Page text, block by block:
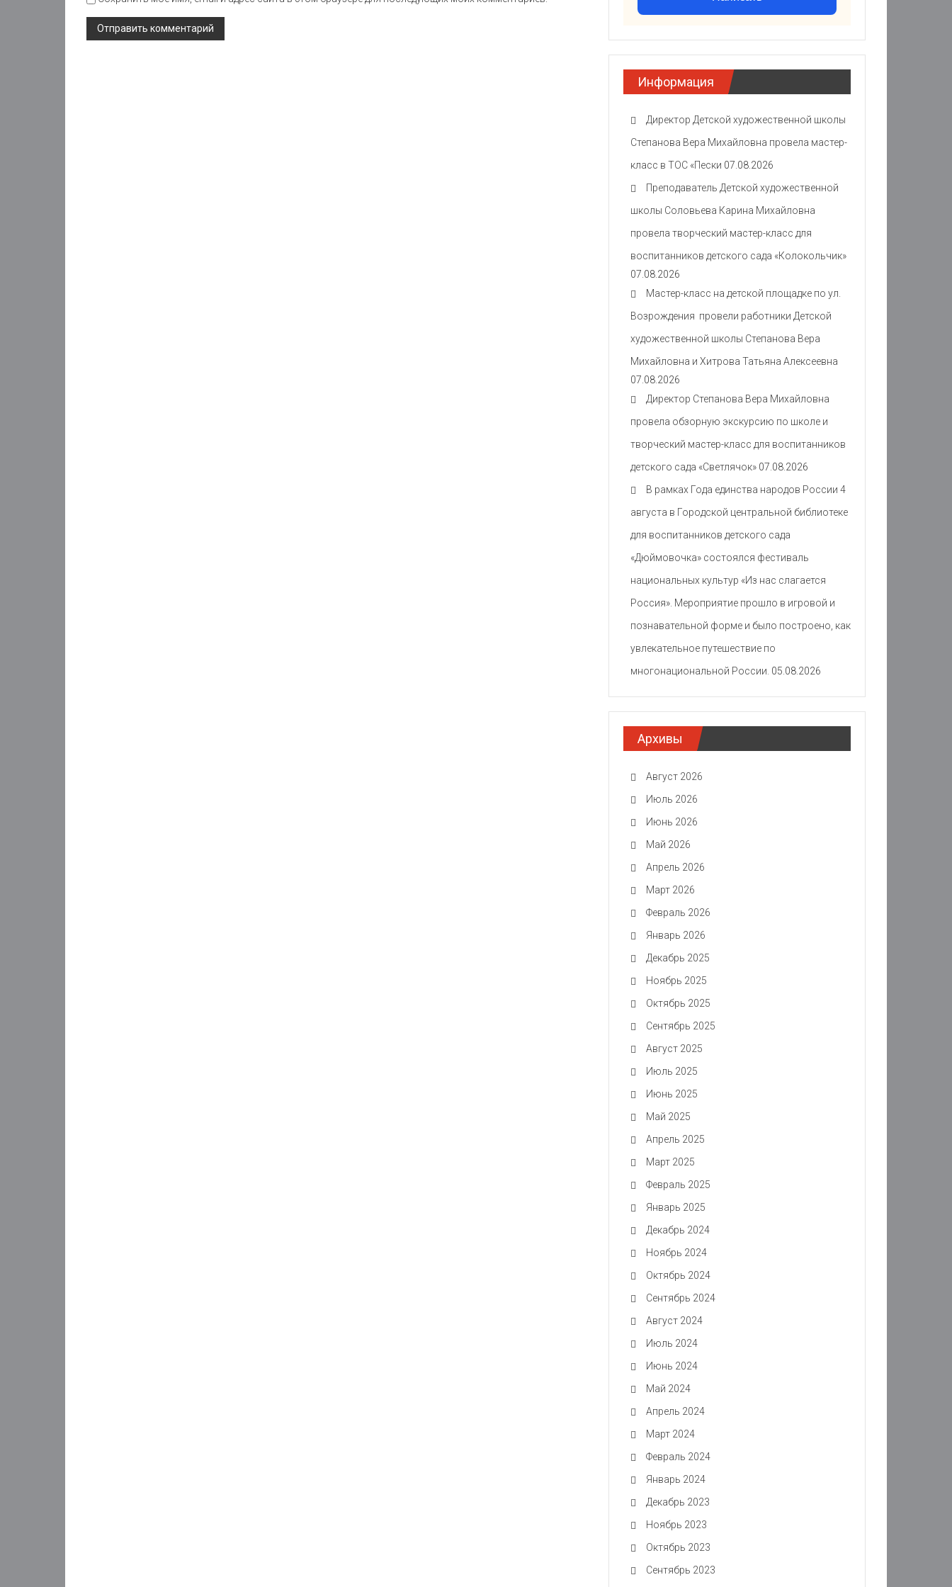
Информация
Директор Детской художественной школы
Степанова Вера Михайловна провела мастер-
класс в ТОС «Пески 07.08.2026
Преподаватель Детской художественной
школы Соловьева Карина Михайловна
провела творческий мастер-класс для
воспитанников детского сада «Колокольчик»
07.08.2026
Мастер-класс на детской площадке по ул.
Возрождения провели работники Детской
художественной школы Степанова Вера
Михайловна и Хитрова Татьяна Алексеевна
07.08.2026
Директор Степанова Вера Михайловна
провела обзорную экскурсию по школе и
творческий мастер-класс для воспитанников
детского сада «Светлячок» 07.08.2026
В рамках Года единства народов России 4
августа в Городской центральной библиотеке
для воспитанников детского сада
«Дюймовочка» состоялся фестиваль
национальных культур «Из нас слагается
Россия». Мероприятие прошло в игровой и
познавательной форме и было построено, как
увлекательное путешествие по
многонациональной России. 05.08.2026
Архивы
Август 2026
Июль 2026
Июнь 2026
Май 2026
Апрель 2026
Март 2026
Февраль 2026
Январь 2026
Декабрь 2025
Ноябрь 2025
Октябрь 2025
Сентябрь 2025
Август 2025
Июль 2025
Июнь 2025
Май 2025
Апрель 2025
Март 2025
Февраль 2025
Январь 2025
Декабрь 2024
Ноябрь 2024
Октябрь 2024
Сентябрь 2024
Август 2024
Июль 2024
Июнь 2024
Май 2024
Апрель 2024
Март 2024
Февраль 2024
Январь 2024
Декабрь 2023
Ноябрь 2023
Октябрь 2023
Сентябрь 2023